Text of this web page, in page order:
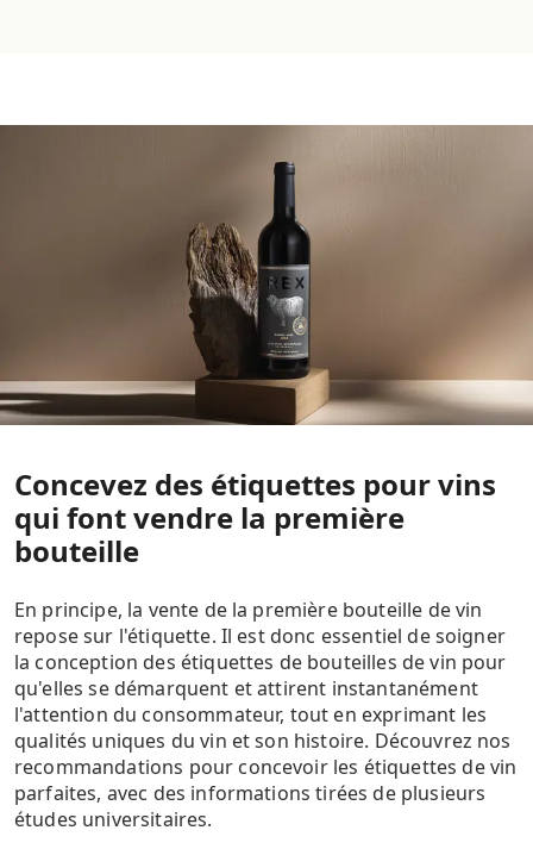
Concevez des étiquettes pour vins
qui font vendre la première
bouteille
En principe, la vente de la première bouteille de vin
repose sur l'étiquette. Il est donc essentiel de soigner
la conception des étiquettes de bouteilles de vin pour
qu'elles se démarquent et attirent instantanément
l'attention du consommateur, tout en exprimant les
qualités uniques du vin et son histoire. Découvrez nos
recommandations pour concevoir les étiquettes de vin
parfaites, avec des informations tirées de plusieurs
études universitaires.